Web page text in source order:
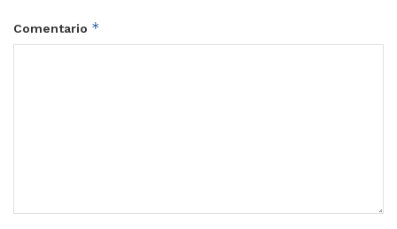
Comentario *